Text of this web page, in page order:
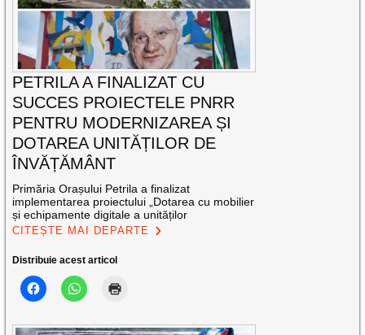
PETRILA A FINALIZAT CU
SUCCES PROIECTELE PNRR
PENTRU MODERNIZAREA ȘI
DOTAREA UNITĂȚILOR DE
ÎNVĂȚĂMÂNT
Primăria Orașului Petrila a finalizat
implementarea proiectului „Dotarea cu mobilier
și echipamente digitale a unităților
CITEȘTE MAI DEPARTE
Distribuie acest articol